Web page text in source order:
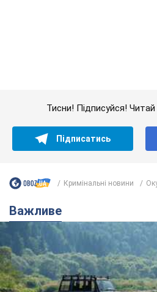
Значні штрафи і спеціальні
проблему джипінгу
Україні не завадить взяти приклад